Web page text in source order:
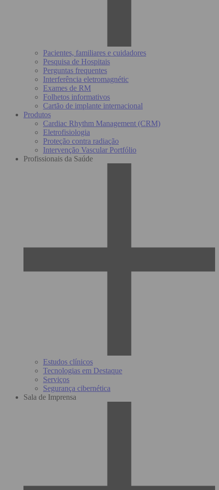
Pacientes, familiares e cuidadores
Pesquisa de Hospitais
Perguntas frequentes
Interferência eletromagnétic
Exames de RM
Folhetos informativos
Cartão de implante internacional
Produtos
Cardiac Rhythm Management (CRM)
Eletrofisiologia
Proteção contra radiação
Intervenção Vascular Portfólio
Profissionais da Saúde
Estudos clínicos
Tecnologias em Destaque
Serviços
Segurança cibernética
Sala de Imprensa